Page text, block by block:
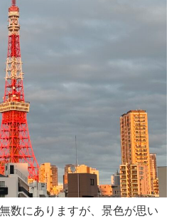
数にありますが、景色が思い